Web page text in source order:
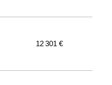
12 301 €